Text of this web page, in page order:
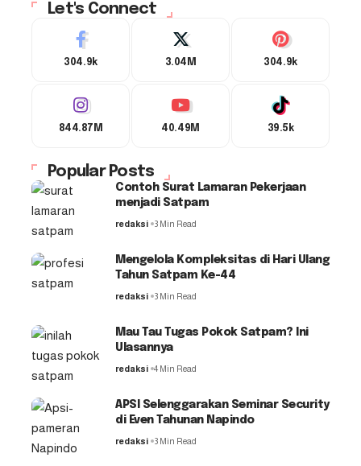
Let's Connect
304.9k 3.04M 304.9k
844.87M 40.49M 39.5k
Popular Posts
Contoh Surat Lamaran Pekerjaan
menjadi Satpam
redaksi 3 Min Read
Mengelola Kompleksitas di Hari Ulang
Tahun Satpam Ke-44
redaksi 3 Min Read
Mau Tau Tugas Pokok Satpam? Ini
Ulasannya
redaksi 4 Min Read
APSI Selenggarakan Seminar Security
di Even Tahunan Napindo
redaksi 3 Min Read